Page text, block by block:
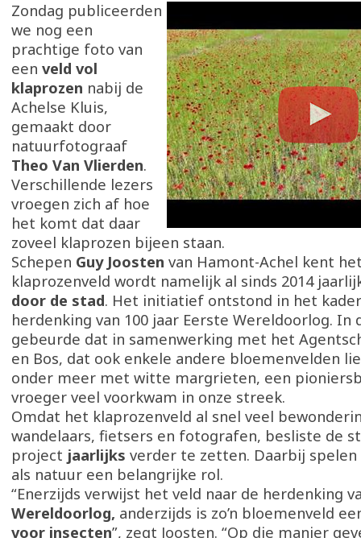
Zondag publiceerden
we nog een
prachtige foto van
een veld vol
klaprozen nabij de
Achelse Kluis,
gemaakt door
natuurfotograaf
Theo Van Vlierden.
Verschillende lezers
vroegen zich af hoe
het komt dat daar
zoveel klaprozen bijeen staan.
Schepen Guy Joosten van Hamont-Achel kent
klaprozenveld wordt namelijk al sinds 2014
door de stad. Het initiatief ontstond in het
herdenking van 100 jaar Eerste Wereldoorlog. In
gebeurde dat in samenwerking met het
en Bos, dat ook enkele andere bloemenvelden
onder meer met witte margrieten, een
vroeger veel voorkwam in onze streek.
Omdat het klaprozenveld al snel veel
wandelaars, fietsers en fotografen, besliste de
project jaarlijks verder te zetten. Daarbij
als natuur een belangrijke rol.
“Enerzijds verwijst het veld naar de herdenking
Wereldoorlog, anderzijds is zo’n bloemenveld
voor insecten”, zegt Joosten. “Op die manier